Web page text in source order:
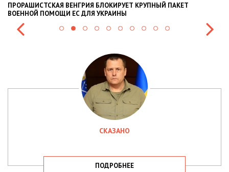
ПРОРАШИСТСКАЯ ВЕНГРИЯ БЛОКИРУЕТ КРУПНЫЙ ПАКЕТ
ВОЕННОЙ ПОМОЩИ ЕС ДЛЯ УКРАИНЫ
СКАЗАНО
ПОДРОБНЕЕ